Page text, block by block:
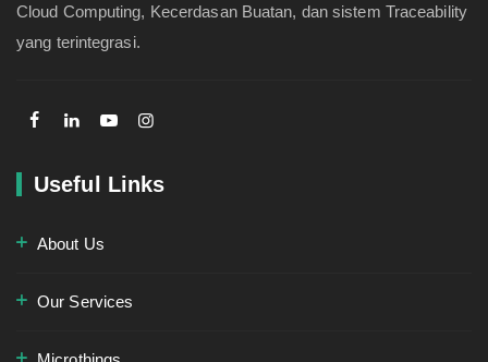
Cloud Computing, Kecerdasan Buatan, dan sistem Traceability
yang terintegrasi.
Useful Links
About Us
Our Services